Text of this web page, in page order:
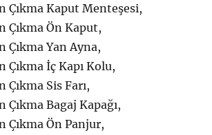
Çıkma Kaput Menteşesi,
Çıkma Ön Kaput,
Çıkma Yan Ayna,
Çıkma İç Kapı Kolu,
Çıkma Sis Farı,
Çıkma Bagaj Kapağı,
Çıkma Ön Panjur,